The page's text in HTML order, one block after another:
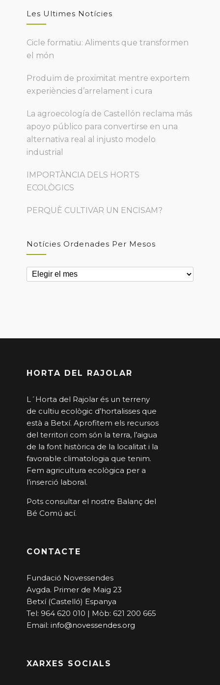
Les Ultimes Notícies
Cicle formatiu: Aliments que transformen
el món
Produïm de proximitat mentre exportem
experiències d’arrelament i cura
La agroecología de Castellón reclama más
apoyo público para convertirse en una
alternativa real al injusto modelo
industrial
IMPORTÀNCIA DELS HORTS
ECOLÒGICS
PERQUÈ CULTIVAR UN ENCISAM?
Notícies Ordenades Per Mesos
Notícies
ordenades
HORTA DEL RAJOLAR
L´Horta del Rajolar és un terreny
de cultiu ecològic d’hortalisses que
està a Betxí. Aprofitem els recursos
del territori com són la terra, l’aigua
de la font històrica de la localitat i la
favorable climatologia que tenim.
Fem agricultura ecològica per a
l’inserció laboral.
Pots consultar el nostre Balanç del
Bé Comú ací.
CONTACTE
Fundació Novessendes
Avgda. Primer de Maig 23
Betxí (Castelló) Espanya
Tel: 964 620 010 | Mòb: 621 200 665
Email: info@novessendes.org
XARXES SOCIALS